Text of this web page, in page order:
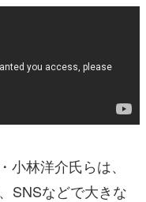
林洋介氏らは、
SNSなどで大きな